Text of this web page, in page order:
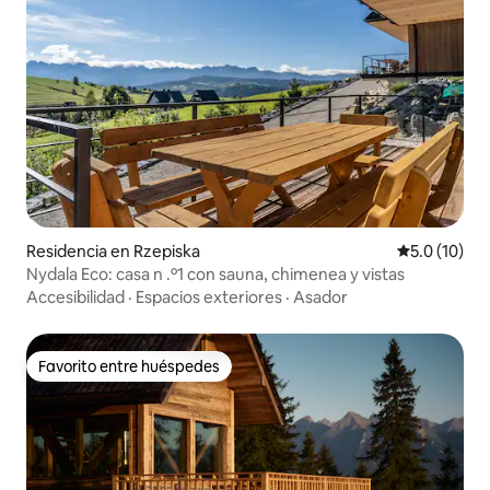
Residencia en Rzepiska Calificación
5.0 (10)
Nydala Eco: casa n .º1 con sauna, chimenea y vistas
Accesibilidad · Espacios exteriores · Asador
Favorito entre huéspedes
Favorito entre huéspedes